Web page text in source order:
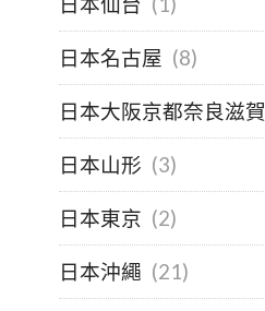
日本名古屋 (8)
日本大阪京都奈良滋賀
日本山形 (3)
日本東京 (2)
日本沖繩 (21)